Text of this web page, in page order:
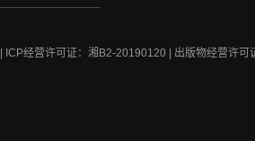
| ICP经营许可证： 湘B2-20190120 | 出版物经营许